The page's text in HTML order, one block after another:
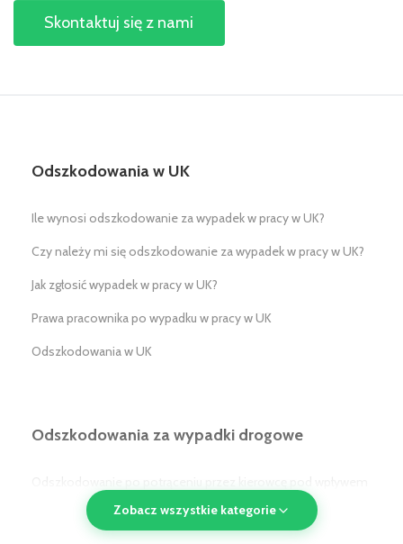
Skontaktuj się z nami
Odszkodowania w UK
Ile wynosi odszkodowanie za wypadek w pracy w UK?
Czy należy mi się odszkodowanie za wypadek w pracy w UK?
Jak zgłosić wypadek w pracy w UK?
Prawa pracownika po wypadku w pracy w UK
Odszkodowania w UK
Odszkodowania za wypadki drogowe
alkoholu/narkotyków w UK
Odszkodowanie po potrąceniu przez pojazd komunikacji
Zobacz wszystkie kategorie